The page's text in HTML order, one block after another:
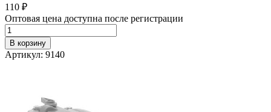
110 ₽
Оптовая цена доступна после регистрации
В корзину
Артикул: 9140